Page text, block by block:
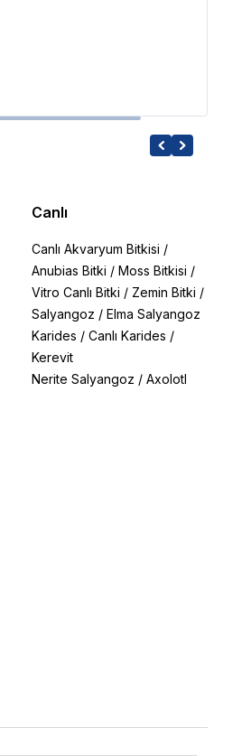
Canlı
Canlı Akvaryum Bitkisi /
Anubias Bitki /Moss Bitkisi /
Vitro Canlı Bitki / Zemin Bitki /
Salyangoz /Elma Salyangoz
Karides /Canlı Karides /
Kerevit
Nerite Salyangoz /Axolotl